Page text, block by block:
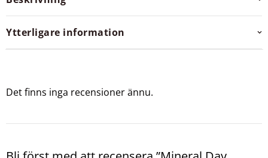
Ytterligare information
Det finns inga recensioner ännu.